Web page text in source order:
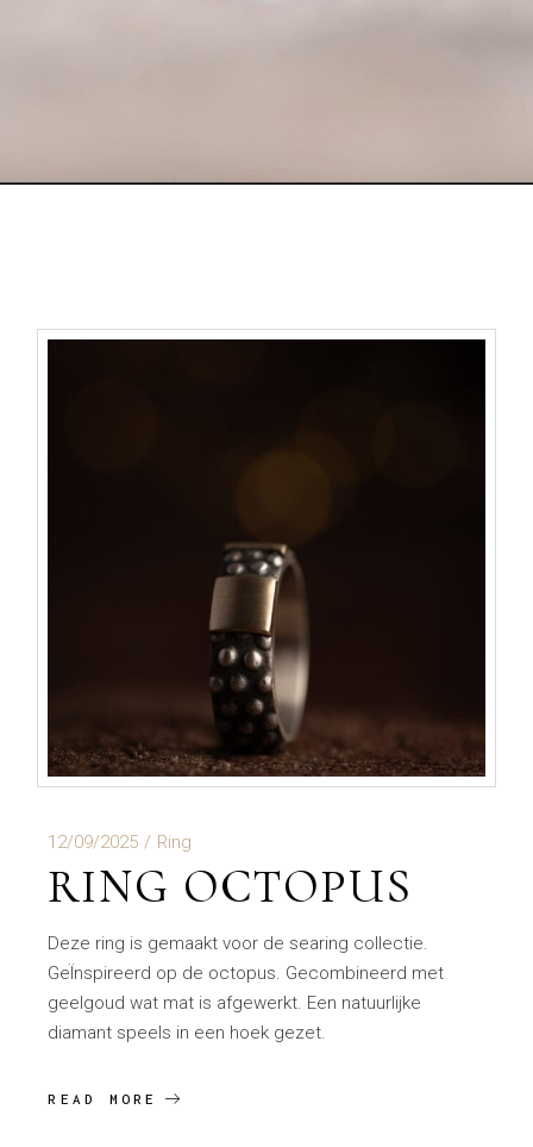
12/09/2025 Ring
RING OCTOPUS
Deze ring is gemaakt voor de searing collectie.
GeÏnspireerd op de octopus. Gecombineerd met
geelgoud wat mat is afgewerkt. Een natuurlijke
diamant speels in een hoek gezet.
READ MORE